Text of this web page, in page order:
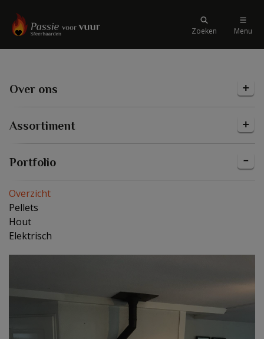
Zoeken Menu
Over ons
Assortiment
Portfolio
Overzicht
Pellets
Hout
Elektrisch